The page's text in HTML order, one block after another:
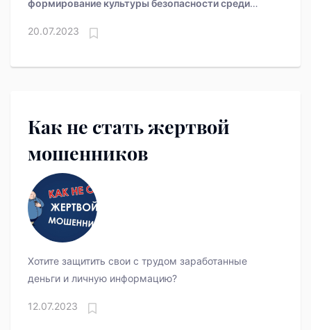
формирование культуры безопасности среди
20.07.2023
Как не стать жертвой
мошенников
Хотите защитить свои с трудом заработанные
деньги и личную информацию?
12.07.2023